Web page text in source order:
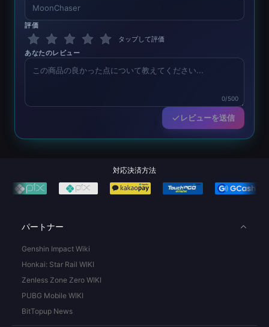
評価
タップして評価
あなたのレビュー
0/500
レビューを送信
対応決済方法
パートナー
Genshin Impact Wiki
Honkai: Star Rail WIKI
Zenless Zone Zero WIKI
PUBG Mobile WIKI
BitTopup News